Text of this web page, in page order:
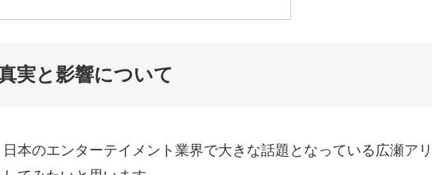
実と影響について
本のエンターテイメント業界で大きな話題となっている広瀬アリ